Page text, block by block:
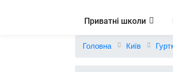
Приватні школи
Головна Київ